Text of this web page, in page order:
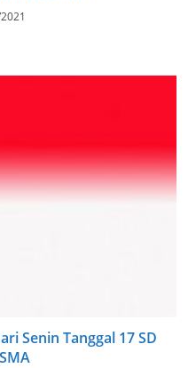
Senin Tanggal 17 SD